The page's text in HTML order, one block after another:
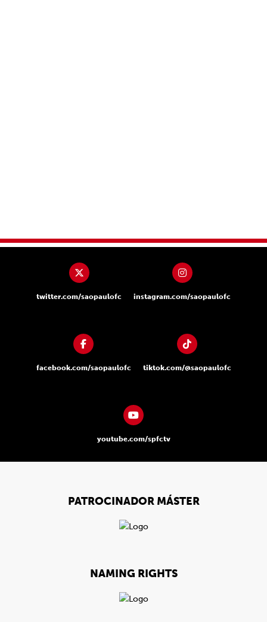
twitter.com/saopaulofc instagram.com/saopaulofc
facebook.com/saopaulofc tiktok.com/@saopaulofc
youtube.com/spfctv
PATROCINADOR MÁSTER
NAMING RIGHTS